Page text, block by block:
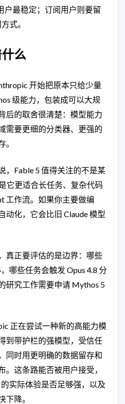
户最稳定；订阅用户则要留
式。
么
开始把原本只给少量
级能力，包装成可以大规
后的取舍很清楚：模型能力
需要更细的分类器、更强的
。
，Fable 5 值得关注的不是某
它更适合长任务、复杂代码
工作流。如果你主要做编
动化，它会比旧 Claude 模型
真正要评估的是边界：哪些
哪些任务会触发 Opus 4.8 分
研究工作需要申请 Mythos 5
正在尝试一种新的高能力模
到带护栏的强模型，受信任
同时用更明确的数据留存和
。这条路能否被用户接受，
实际体验是否足够强，以及
下降。